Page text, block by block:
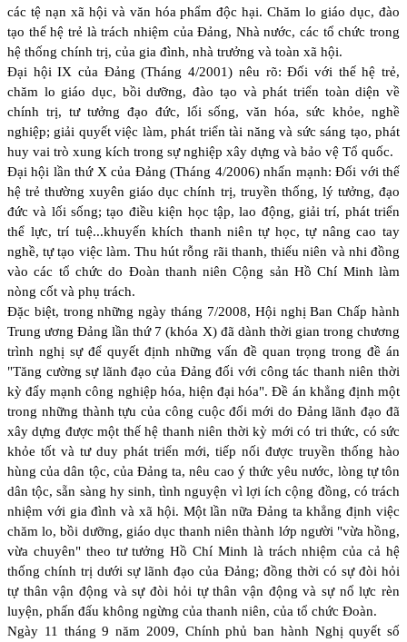
các tệ nạn xã hội và văn hóa phẩm độc hại. Chăm lo giáo dục, đào
tạo thế hệ trẻ là trách nhiệm của Đảng, Nhà nước, các tổ chức trong
hệ thống chính trị, của gia đình, nhà trưởng và toàn xã hội.
Đại hội IX của Đảng (Tháng 4/2001) nêu rõ: Đối với thế hệ trẻ,
chăm lo giáo dục, bồi dưỡng, đào tạo và phát triển toàn diện về
chính trị, tư tưởng đạo đức, lối sống, văn hóa, sức khỏe, nghề
nghiệp; giải quyết việc làm, phát triển tài năng và sức sáng tạo, phát
huy vai trò xung kích trong sự nghiệp xây dựng và bảo vệ Tổ quốc.
Đại hội lần thứ X của Đảng (Tháng 4/2006) nhấn mạnh: Đối với thế
hệ trẻ thường xuyên giáo dục chính trị, truyền thống, lý tưởng, đạo
đức và lối sống; tạo điều kiện học tập, lao động, giải trí, phát triển
thể lực, trí tuệ...khuyến khích thanh niên tự học, tự nâng cao tay
nghề, tự tạo việc làm. Thu hút rỗng rãi thanh, thiếu niên và nhi đồng
vào các tổ chức do Đoàn thanh niên Cộng sản Hồ Chí Minh làm
nòng cốt và phụ trách.
Đặc biệt, trong những ngày tháng 7/2008, Hội nghị Ban Chấp hành
Trung ương Đảng lần thứ 7 (khóa X) đã dành thời gian trong chương
trình nghị sự để quyết định những vấn đề quan trọng trong đề án
"Tăng cường sự lãnh đạo của Đảng đối với công tác thanh niên thời
kỳ đẩy mạnh công nghiệp hóa, hiện đại hóa". Đề án khẳng định một
trong những thành tựu của công cuộc đổi mới do Đảng lãnh đạo đã
xây dựng được một thế hệ thanh niên thời kỳ mới có tri thức, có sức
khỏe tốt và tư duy phát triển mới, tiếp nối được truyền thống hào
hùng của dân tộc, của Đảng ta, nêu cao ý thức yêu nước, lòng tự tôn
dân tộc, sẵn sàng hy sinh, tình nguyện vì lợi ích cộng đồng, có trách
nhiệm với gia đình và xã hội. Một lần nữa Đảng ta khẳng định việc
chăm lo, bồi dưỡng, giáo dục thanh niên thành lớp người "vừa hồng,
vừa chuyên" theo tư tưởng Hồ Chí Minh là trách nhiệm của cả hệ
thống chính trị dưới sự lãnh đạo của Đảng; đồng thời có sự đòi hỏi
tự thân vận động và sự đòi hỏi tự thân vận động và sự nổ lực rèn
luyện, phấn đấu không ngừng của thanh niên, của tổ chức Đoàn.
Ngày 11 tháng 9 năm 2009, Chính phủ ban hành Nghị quyết số